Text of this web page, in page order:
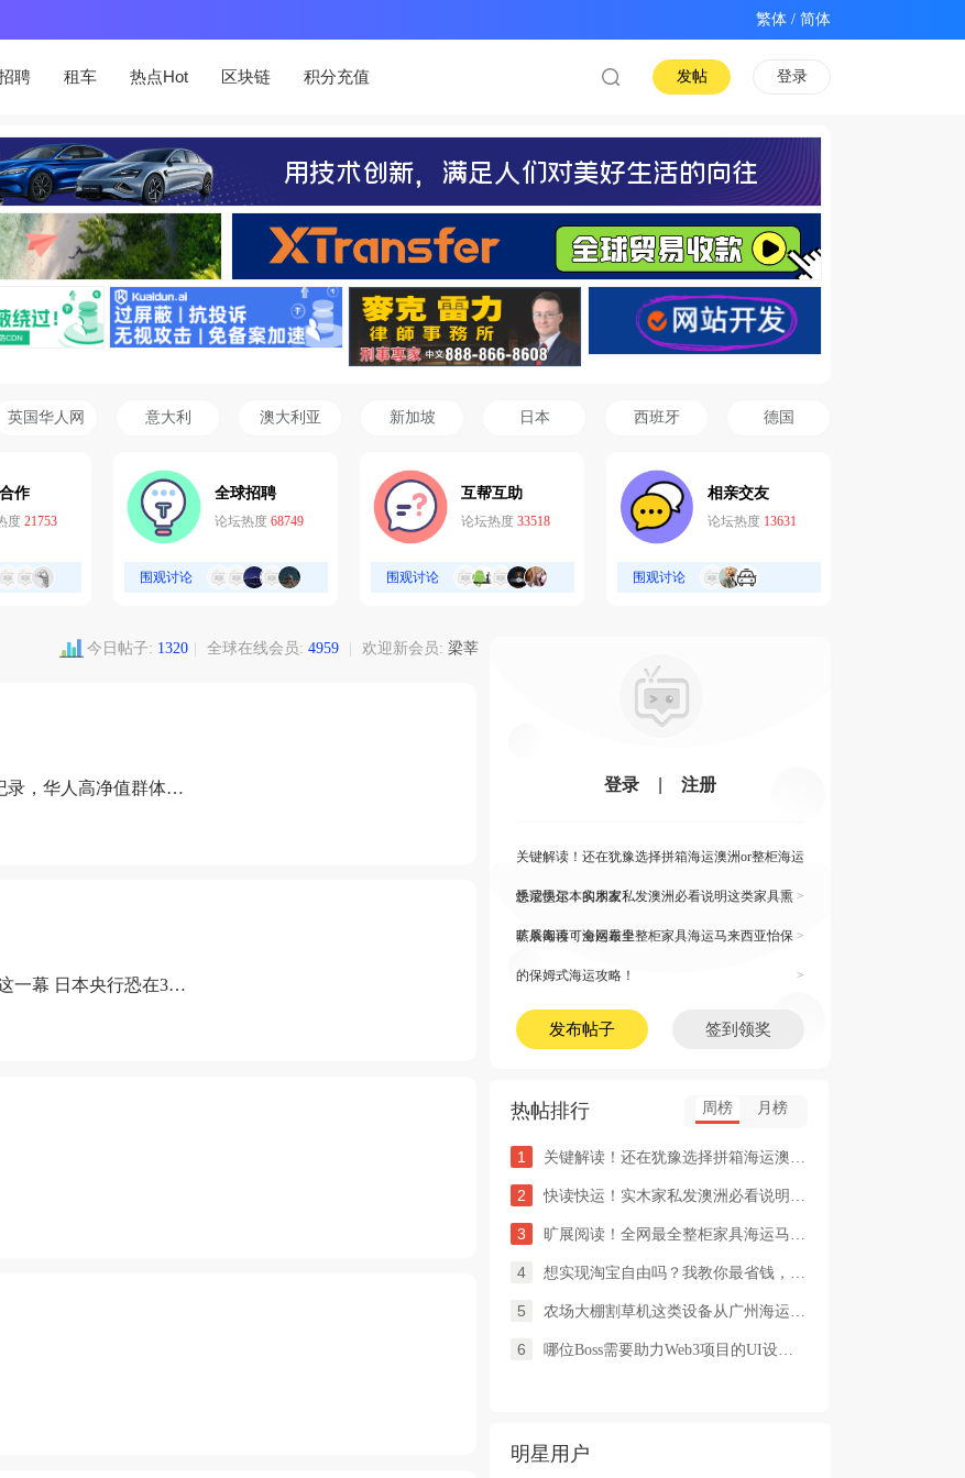
/
聘 租车 热点Hot 区块链 积分充值 登录
发帖
英国华人网 意大利 澳大利亚 新加坡 日本 西班牙 德国
作
度 21753
全球招聘
论坛热度 68749
围观讨论
互帮互助
论坛热度 33518
围观讨论
相亲交友
论坛热度 13631
围观讨论
今日帖子: 1320 全球在线会员: 4959 欢迎新会员: 梁莘
录，华人高净值群体成
一幕 日本央行恐在3月
登录 注册
关键解读！还在犹豫选择拼箱海运澳洲or整柜海运
悉尼墨尔本的朋友 >
快读快运！实木家私发澳洲必看说明这类家具熏
蒸杀毒再可海运布里 >
旷展阅读！全网最全整柜家具海运马来西亚怡保
的保姆式海运攻略！ >
发布帖子 签到领奖
热帖排行 周榜 月榜
1 关键解读！还在犹豫选择拼箱海运澳洲or整柜海运悉尼墨尔本的朋友
2 快读快运！实木家私发澳洲必看说明这类家具熏蒸杀毒再可海运布里
3 旷展阅读！全网最全整柜家具海运马来西亚怡保的保姆式海运攻略！
4 想实现淘宝自由吗？我教你最省钱，最方便的方法
5 农场大棚割草机这类设备从广州海运到澳洲堪培拉过海关需要提供什
6 哪位Boss需要助力Web3项目的UI设计，或qian
明星用户